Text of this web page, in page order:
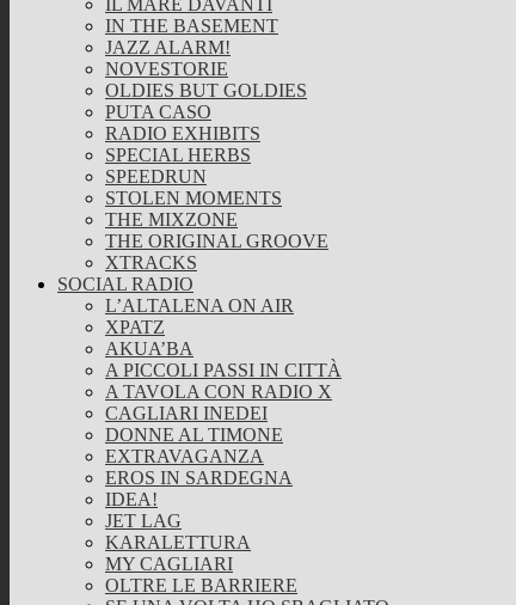
IL MARE DAVANTI
IN THE BASEMENT
JAZZ ALARM!
NOVESTORIE
OLDIES BUT GOLDIES
PUTA CASO
RADIO EXHIBITS
SPECIAL HERBS
SPEEDRUN
STOLEN MOMENTS
THE MIXZONE
THE ORIGINAL GROOVE
XTRACKS
SOCIAL RADIO
L’ALTALENA ON AIR
XPATZ
AKUA’BA
A PICCOLI PASSI IN CITTÀ
A TAVOLA CON RADIO X
CAGLIARI INEDEI
DONNE AL TIMONE
EXTRAVAGANZA
EROS IN SARDEGNA
IDEA!
JET LAG
KARALETTURA
MY CAGLIARI
OLTRE LE BARRIERE